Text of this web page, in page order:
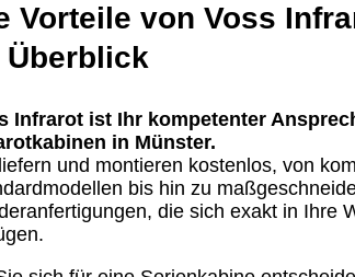
Vorteile von Voss
Überblick
Infrarot ist Ihr kompetenter
in Münster.
und montieren kostenlos, von
bis hin zu
die sich exakt in Ihre